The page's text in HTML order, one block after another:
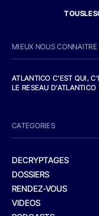
MIEUX NOUS CONNAITRE
ATLANTICO C'EST QUI,
LE RESEAU D'ATLANTICO
CATEGORIES
DECRYPTAGES
DOSSIERS
RENDEZ-VOUS
VIDEOS